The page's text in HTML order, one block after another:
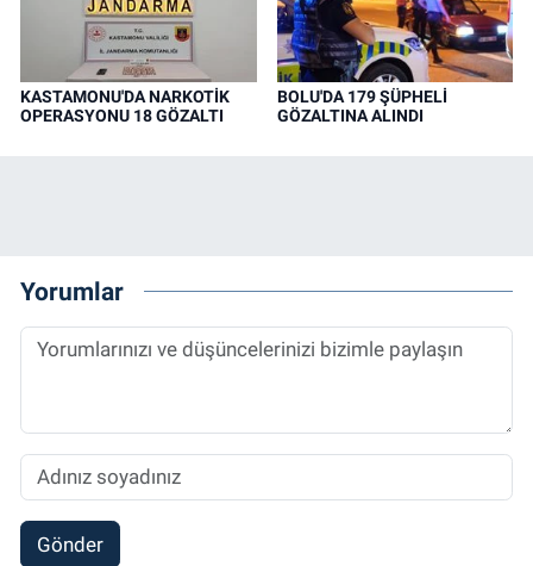
KASTAMONU'DA NARKOTİK
OPERASYONU 18 GÖZALTI
BOLU'DA 179 ŞÜPHELİ
GÖZALTINA ALINDI
Yorumlar
Gönder